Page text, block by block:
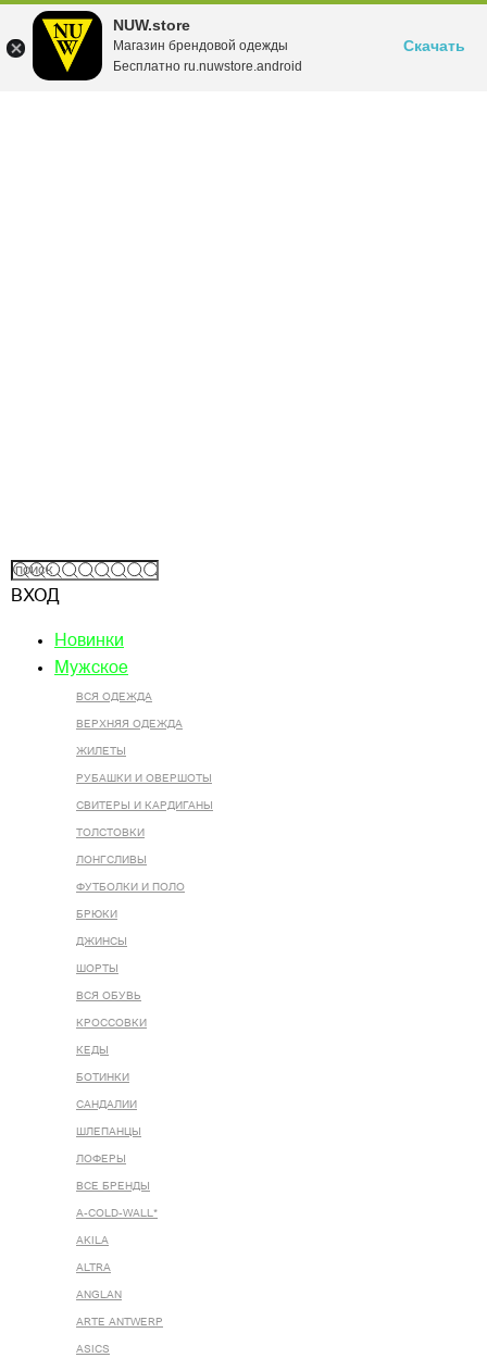
NUW.store
Магазин брендовой одежды
Бесплатно ru.nuwstore.android
Скачать
ВХОД
Новинки
Мужское
ВСЯ ОДЕЖДА
ВЕРХНЯЯ ОДЕЖДА
ЖИЛЕТЫ
РУБАШКИ И ОВЕРШОТЫ
СВИТЕРЫ И КАРДИГАНЫ
ТОЛСТОВКИ
ЛОНГСЛИВЫ
ФУТБОЛКИ И ПОЛО
БРЮКИ
ДЖИНСЫ
ШОРТЫ
ВСЯ ОБУВЬ
КРОССОВКИ
КЕДЫ
БОТИНКИ
САНДАЛИИ
ШЛЕПАНЦЫ
ЛОФЕРЫ
ВСЕ БРЕНДЫ
A-COLD-WALL*
AKILA
ALTRA
ANGLAN
ARTE ANTWERP
ASICS